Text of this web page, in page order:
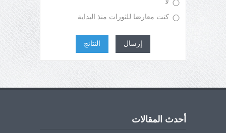
لا
كنت معارضا للثورات منذ البداية
إرسال النتائج
أحدث المقالات